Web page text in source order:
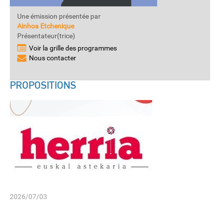
Une émission présentée par
Ainhoa Etchenique
Présentateur(trice)
Voir la grille des programmes
Nous contacter
PROPOSITIONS
2026/07/03